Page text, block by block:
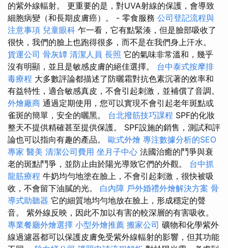
的紫外線輻射。 更重要的是，對UVA射線的保護，會導致
細胞病變（和長期皮膚癌）。 - 零食服務 公司登記流程與
注意事項 兒童眼科 乍一看，它有點緊湊，但是臉部吸收了
很快，我們的臉上也跑得很多，而不是在我們身上汗水。
貨運公司 骨灰罈 清潔人員 長照 它的氣味非常溫和，幾乎
沒有明顯，並且是敏感皮膚的絕佳選擇。 台中泰式按摩排
毒療程 大多數評論都描述了防曬霜對抗色素沉著的效率和
有益特性，適合敏感真皮，不會引起刺激，並補償了音調。
外燴廠商 通過定期使用，您可以實現不會引起老年斑點或
雀斑的簡單，安全的曬黑。 台北撥筋技巧課程 SPF的化妝
整天不提供精確甚至提供保護。 SPF設施的銷售，測試和評
論也可以指向有趣的產品。 歐式外燴 專注數據分析的SEO
專家 醫美 清潔公司費用 坐月子中心 法國治癒的鬥爭與衰
老的斑點鬥爭，並防止由於陽光導致它們的外觀。 台中抓
龍筋療程 牛奶均勻地塗在臉上，不會引起刺激，很快被吸
收，不會留下油膩的光。 白內障 戶外婚禮外燴解決方案 骨
導式助聽器 它的細質地均勻地放在臉上，形成穩定的聲
音。 紫外線反映，因此不加以有害的較深層的有害吸收。
專業餐廳外燴選擇 小型外燴推薦 搬家公司 礦物和化學紫外
線過濾器都可以保護皮膚免受紫外線輻射的影響，但其功能